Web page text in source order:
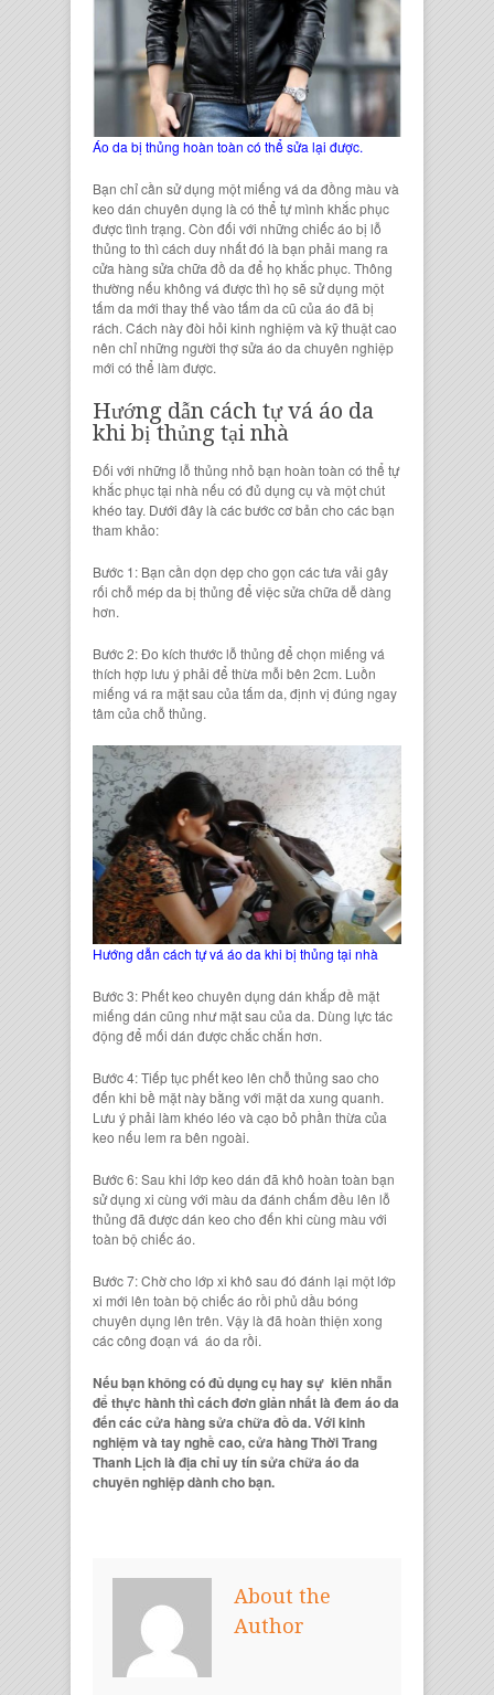
Áo da bị thủng hoàn toàn có thể sửa lại được.
Bạn chỉ cần sử dụng mộtmiếng vá da đồng màu và
keo dán chuyên dụng là có thể tự mình khắc phục
được tình trạng. Còn đối với những chiếc áo bị lỗ
thủng to thì cách duy nhất đó là bạn phải mang ra
cửa hàng sửa chữa đồ da để họ khắc phục. Thông
thường nếu không vá được thì họ sẽ sử dụng một
tấm da mới thay thế vào tấm da cũ của áo đã bị
rách. Cách này đòi hỏi kinh nghiệm và kỹ thuật cao
nên chỉ những người thợ sửa áo da chuyên nghiệp
mới có thể làm được.
Hướng dẫn cách tựvá áo da
khi bị thủng tại nhà
Đối với những lỗ thủng nhỏ bạn hoàn toàn có thể tự
khắc phục tại nhà nếu có đủ dụng cụ và một chút
khéo tay. Dưới đây là các bước cơ bản cho các bạn
tham khảo:
Bước 1: Bạn cần dọn dẹp cho gọn các tưa vải gây
rối chỗ mép da bị thủng để việc sửa chữa dễ dàng
hơn.
Bước 2: Đo kích thước lỗ thủng để chọn miếng vá
thích hợp lưu ý phải để thừa mỗi bên 2cm. Luồn
miếng vá ra mặt sau của tấm da, định vị đúng ngay
tâm của chỗ thủng.
Hướng dẫn cách tự vá áo da khi bị thủng tại nhà
Bước 3: Phết keo chuyên dụng dán khắp đề mặt
miếng dán cũng như mặt sau của da. Dùng lực tác
động để mối dán được chắc chắn hơn.
Bước 4: Tiếp tục phết keo lên chỗ thủng sao cho
đến khi bề mặt này bằng với mặt da xung quanh.
Lưu ý phải làm khéo léo và cạo bỏ phần thừa của
keo nếu lem ra bên ngoài.
Bước 6: Sau khi lớpkeo dán đã khô hoàn toàn bạn
sử dụng xi cùng với màu da đánh chấm đều lên lỗ
thủng đã được dán keo cho đến khi cùng màu với
toàn bộ chiếc áo.
Bước 7: Chờ cho lớp xi khô sau đó đánh lại một lớp
xi mới lên toàn bộ chiếc áo rồi phủ dầu bóng
chuyên dụng lên trên. Vậy là đã hoàn thiện xong
các công đoạn vá áo da rồi.
Nếu bạn không có đủ dụng cụ hay sự kiên nhẫn
để thực hành thì cách đơn giản nhất là đem áo da
đến các cửa hàng sửa chữa đồ da. Với kinh
nghiệm và tay nghề cao, cửa hàng Thời Trang
Thanh Lịch là địa chỉ uy tín sửa chữa áo da
chuyên nghiệp dành cho bạn.
About the
Author